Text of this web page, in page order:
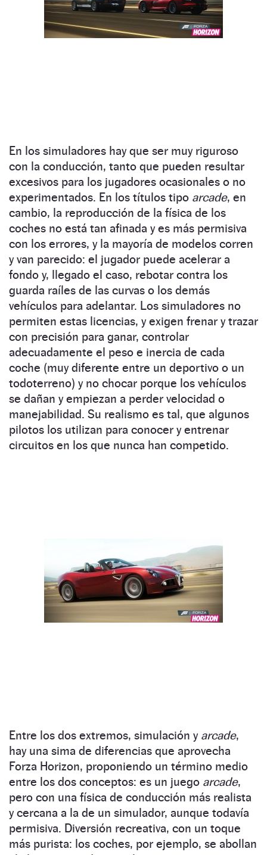
En los simuladores hay que ser muy riguroso
con la conducción, tanto que pueden resultar
excesivos para los jugadores ocasionales o no
experimentados. En los títulos tipo arcade, en
cambio, la reproducción de la física de los
coches no está tan afinada y es más permisiva
con los errores, y la mayoría de modelos corren
y van parecido: el jugador puede acelerar a
fondo y, llegado el caso, rebotar contra los
guarda raíles de las curvas o los demás
vehículos para adelantar. Los simuladores no
permiten estas licencias, y exigen frenar y trazar
con precisión para ganar, controlar
adecuadamente el peso e inercia de cada
coche (muy diferente entre un deportivo o un
todoterreno) y no chocar porque los vehículos
se dañan y empiezan a perder velocidad o
manejabilidad. Su realismo es tal, que algunos
pilotos los utilizan para conocer y entrenar
circuitos en los que nunca han competido.
Entre los dos extremos, simulación y arcade,
hay una sima de diferencias que aprovecha
Forza Horizon, proponiendo un término medio
entre los dos conceptos: es un juego arcade,
pero con una física de conducción más realista
y cercana a la de un simulador, aunque todavía
permisiva. Diversión recreativa, con un toque
más purista: los coches, por ejemplo, se abollan